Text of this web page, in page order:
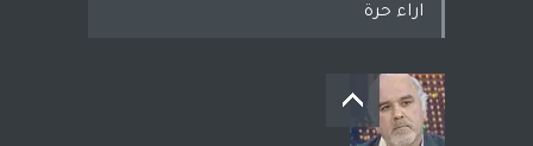
اراء حرة